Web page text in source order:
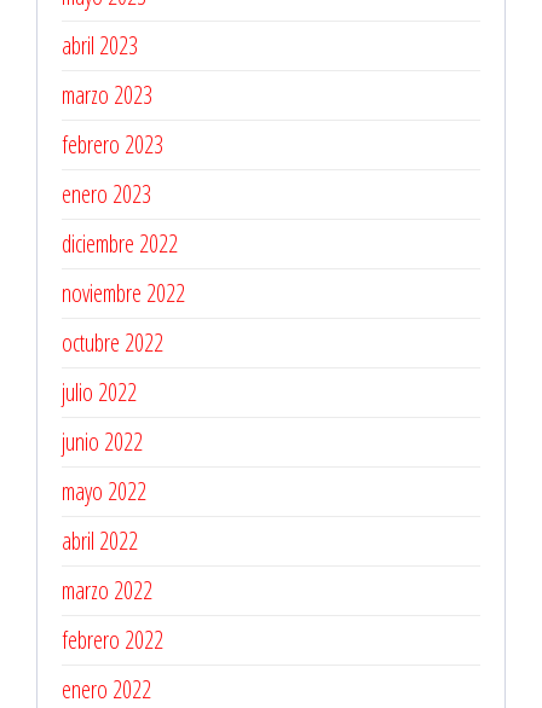
abril 2023
marzo 2023
febrero 2023
enero 2023
diciembre 2022
noviembre 2022
octubre 2022
julio 2022
junio 2022
mayo 2022
abril 2022
marzo 2022
febrero 2022
enero 2022